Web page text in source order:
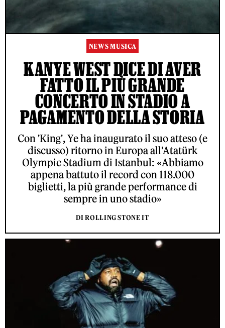
NEWS MUSICA
KANYE WEST DICE DI AVER
FATTO IL PIÙ GRANDE
CONCERTO IN STADIO A
PAGAMENTO DELLA STORIA
Con 'King', Ye ha inaugurato il suo atteso (e
discusso) ritorno in Europa all'Atatürk
Olympic Stadium di Istanbul: «Abbiamo
appena battuto il record con 118.000
biglietti, la più grande performance di
sempre in uno stadio»
DI ROLLING STONE IT